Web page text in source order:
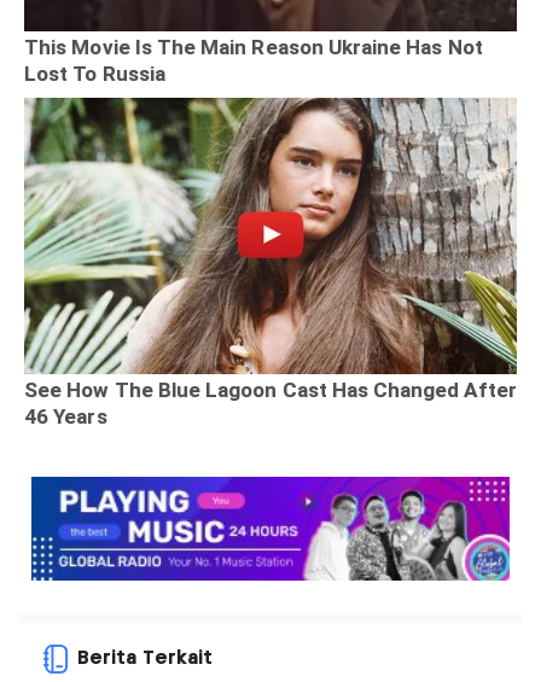
Berita Terkait